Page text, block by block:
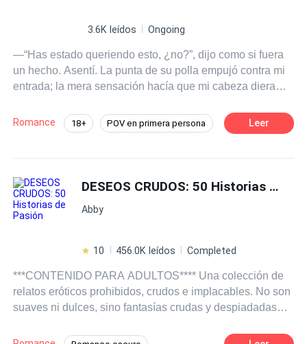
3.6K leídos Ongoing
—“Has estado queriendo esto, ¿no?”, dijo como si fuera
un hecho. Asentí. La punta de su polla empujó contra mi
entrada; la mera sensación hacía que mi cabeza diera
cabeza para mirarlo. —“¿Por qué carajos te detuviste?”
—prácticamente grité. —“Ruégalo como una buena
con tu deliciosa polla. Por favor, lléname” —gemí. --- Esta
es una colección de historias eróticas escritas para
hacerte estremecer de expectativa, gotear pensamientos
Romance 18+ POV en primera persona
Erótico Gay por ti
Leer
DESEOS CRUDOS: 50 Historias de Pasión
Abby
10 456.0K leídos Completed
***CONTENIDO PARA ADULTOS**** Una colección de
relatos eróticos prohibidos, crudos e implacables. No son
suaves ni dulces, sino fantasías crudas y despiadadas
ansíe más. Raw Desires te ofrece 50 relatos tabú